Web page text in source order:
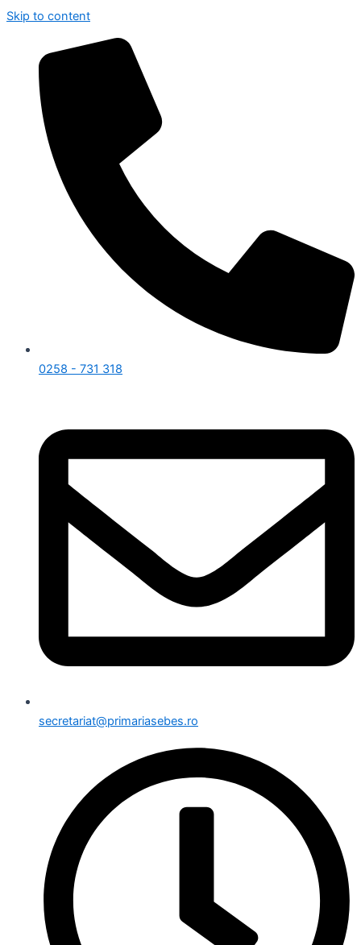
Skip to content
0258 - 731 318
secretariat@primariasebes.ro